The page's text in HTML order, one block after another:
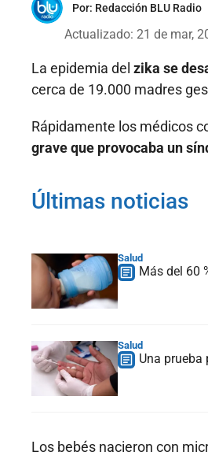
Por: Redacción BLU Radio
Actualizado: 21 de mar,
La epidemia del zika se
cerca de 19.000 madres
Rápidamente los médicos
grave que provocaba un
Últimas noticias
Salud
Más del 60
Salud
Una prueba
Los bebés nacieron con